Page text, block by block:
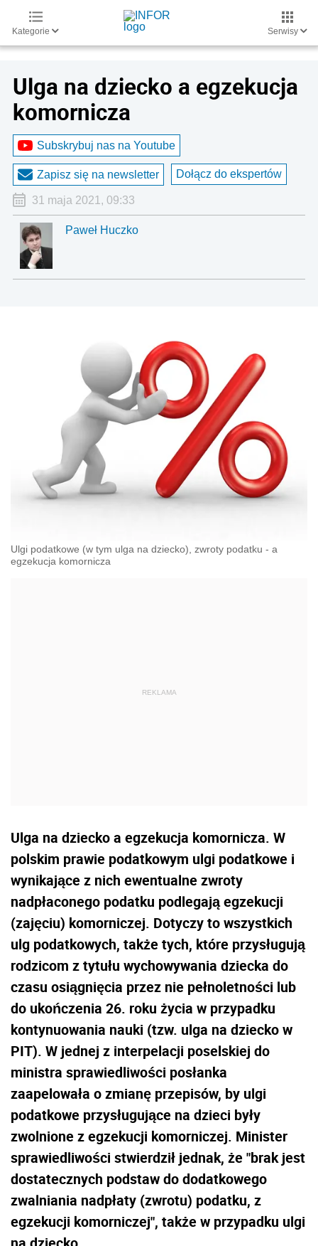
Kategorie Serwisy
Ulga na dziecko a egzekucja
komornicza
Subskrybuj nas na Youtube
Zapisz się na newsletter Dołącz do ekspertów
31 maja 2021, 09:33
Paweł Huczko
Ulgi podatkowe (w tym ulga na dziecko), zwroty podatku - a
egzekucja komornicza
Ulga na dziecko a egzekucja komornicza. W
polskim prawie podatkowym ulgi podatkowe i
wynikające z nich ewentualne zwroty
nadpłaconego podatku podlegają egzekucji
(zajęciu) komorniczej. Dotyczy to wszystkich
ulg podatkowych, także tych, które przysługują
rodzicom z tytułu wychowywania dziecka do
czasu osiągnięcia przez nie pełnoletności lub
do ukończenia 26. roku życia w przypadku
kontynuowania nauki (tzw. ulga na dziecko w
PIT). W jednej z interpelacji poselskiej do
ministra sprawiedliwości posłanka
zaapelowała o zmianę przepisów, by ulgi
podatkowe przysługujące na dzieci były
zwolnione z egzekucji komorniczej. Minister
sprawiedliwości stwierdził jednak, że "brak jest
dostatecznych podstaw do dodatkowego
zwalniania nadpłaty (zwrotu) podatku, z
egzekucji komorniczej", także w przypadku ulgi